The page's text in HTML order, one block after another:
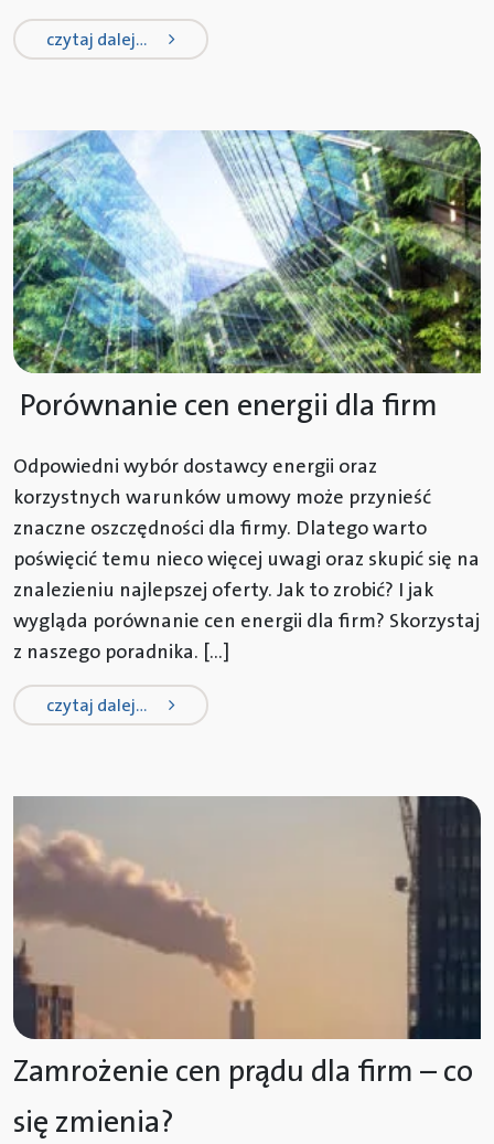
czytaj dalej…from rządowa tarcza dla firm –
Porównanie cen energii dla firm
Odpowiedni wybór dostawcy energii oraz
korzystnych warunków umowy może przynieść
znaczne oszczędności dla firmy. Dlatego warto
poświęcić temu nieco więcej uwagi oraz skupić się na
znalezieniu najlepszej oferty. Jak to zrobić? I jak
wygląda porównanie cen energii dla firm? Skorzystaj
z naszego poradnika. […]
czytaj dalej…from porównanie cen energii dla
Zamrożenie cen prądu dla firm – co
się zmienia?